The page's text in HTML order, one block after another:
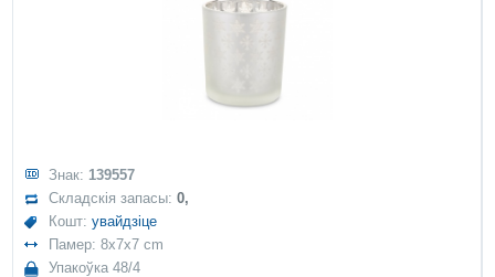
Знак: 139557
Складскія запасы:0,
Кошт:увайдзіце
Памер: 8x7x7 cm
Упакоўка 48/4